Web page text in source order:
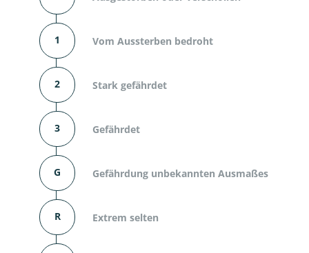
1 Vom Aussterben bedroht
2 Stark gefährdet
3 Gefährdet
G Gefährdung unbekannten Ausmaßes
R Extrem selten